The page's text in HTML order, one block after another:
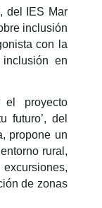
del IES Mar
inclusión
con la
en
el proyecto
futuro’, del
propone un
rural,
de zonas